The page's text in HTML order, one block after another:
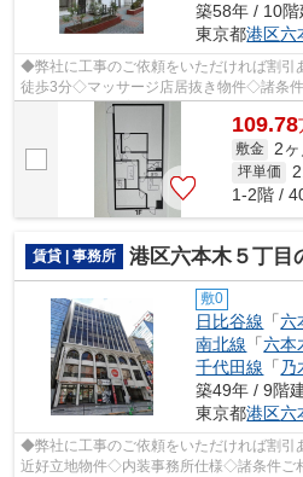
築58年 / 10階
東京都港区六
◆弊社に工事のご依頼をいただければ割
徒歩3分◇マッサージ店居抜き物件◇諸条
せて物件のご提案が可能です◇お気軽にお
109.78
敷金 2ヶ
坪単価
1-2階 /
賃貸 | 事務所 港区六本木５丁目
敷0
日比谷線 「六
南北線 「六本
千代田線 「 乃
築49年 / 9階
東京都港区六
◆弊社に工事のご依頼をいただければ割
近好立地物件◇内装事務所仕様◇諸条件ご